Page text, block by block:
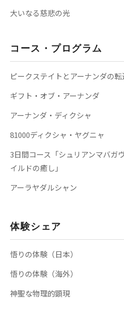
大いなる慈悲の光
コース・プログラム
ピークステイトとアーナンダの
ギフト・オブ・アーナンダ
アーナンダ・ディクシャ
81000ディクシャ・ヤグニャ
3日間コース「シュリアンマバガ
イルドの癒し」
アーラヤダルシャン
体験シェア
悟りの体験（日本）
悟りの体験（海外）
神聖な物理的顕現